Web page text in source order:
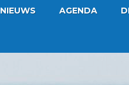
NIEUWS AGENDA